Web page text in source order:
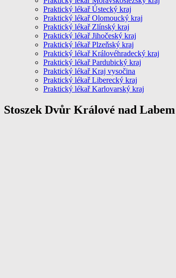
Praktický lékař Ústecký kraj
Praktický lékař Olomoucký kraj
Praktický lékař Zlínský kraj
Praktický lékař Jihočeský kraj
Praktický lékař Plzeňský kraj
Praktický lékař Královéhradecký kraj
Praktický lékař Pardubický kraj
Praktický lékař Kraj vysočina
Praktický lékař Liberecký kraj
Praktický lékař Karlovarský kraj
Stoszek Dvůr Králové nad Labem